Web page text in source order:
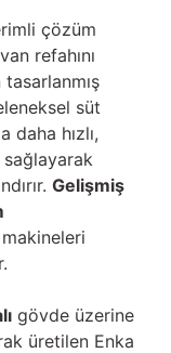
çözüm
refahını
tasarlanmış
süt
daha hızlı,
Gelişmiş
gövde üzerine
üretilen Enka